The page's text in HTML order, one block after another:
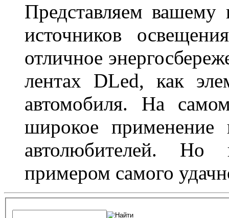
Представляем
источников
отличное
лентах DLed, как
автомобиля. На
широкое
автолюбителей. Но
примером самого